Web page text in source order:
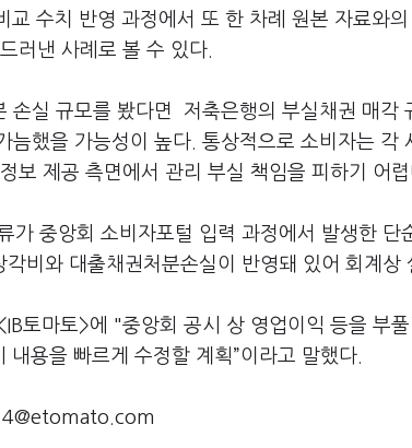
교 수치 반영 과정에서 또 한 차례 원본 자료와
러낸 사례로 볼 수 있다.
손실 규모를 봤다면 저축은행의 부실채권 매각
늠했을 가능성이 높다. 통상적으로 소비자는 각
보 제공 측면에서 관리 부실 책임을 피하기 어
가 중앙회 소비자포털 입력 과정에서 발생한 단
비와 대출채권처분손실이 반영돼 있어 회계상
토마토>에 "중앙회 공시 상 영업이익 등을 부
용을 빠르게 수정할 계획”이라고 말했다.